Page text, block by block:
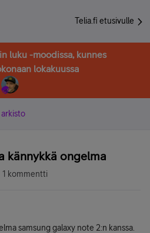
Telia.fi etusivulle
luku -moodissa, kunnes
lokakuussa
arkisto
kännykkä ongelma
1 kommentti
samsung galaxy note 2:n kanssa.